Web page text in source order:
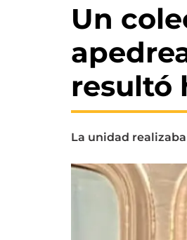
Un
resultó
La unidad